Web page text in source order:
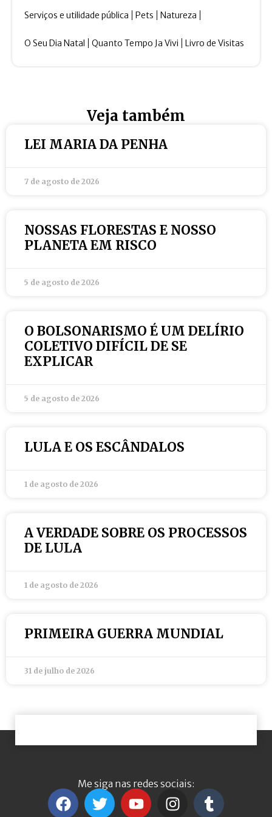
Serviços e utilidade pública Pets Natureza
O Seu Dia Natal Quanto Tempo Ja Vivi Livro de Visitas
Veja também
LEI MARIA DA PENHA
7 de agosto de 2026
NOSSAS FLORESTAS E NOSSO
PLANETA EM RISCO
5 de agosto de 2026
O BOLSONARISMO É UM DELÍRIO
COLETIVO DIFÍCIL DE SE
EXPLICAR
5 de agosto de 2026
LULA E OS ESCÂNDALOS
1 de agosto de 2026
A VERDADE SOBRE OS PROCESSOS
DE LULA
1 de agosto de 2026
PRIMEIRA GUERRA MUNDIAL
31 de julho de 2026
Me siga nas redes sociais: